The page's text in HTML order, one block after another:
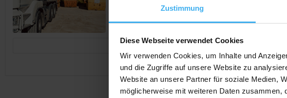
Zustimmung
Diese Webseite verwendet Cookies
Wir verwenden Cookies, um Inhalte und
und die Zugriffe auf unsere Website zu
Website an unsere Partner für soziale Medien,
möglicherweise mit weiteren Daten zusammen,
Industriestr. 3, 49744 Geeste (Dalum), Deutschland
Jetzt Anrufen